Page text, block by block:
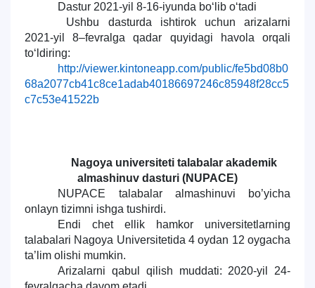
Dastur 2021-yil 8-16-iyunda bo‘lib o‘tadi
Ushbu dasturda ishtirok uchun arizalarni
2021-yil 8–fevralga qadar quyidagi havola orqali
to‘ldiring:
http://viewer.kintoneapp.com/public/fe5bd08b0
68a2077cb41c8ce1adab40186697246c85948f28cc5
c7c53e41522b
Nagoya universiteti talabalar akademik
almashinuv dasturi (NUPACE)
NUPACE talabalar almashinuvi bo’yicha
onlayn tizimni ishga tushirdi.
Endi chet ellik hamkor universitetlarning
talabalari Nagoya Universitetida 4 oydan 12 oygacha
ta’lim olishi mumkin.
Arizalarni qabul qilish muddati: 2020-yil 24-